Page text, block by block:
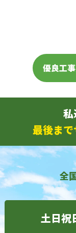
優良工
最後まで
全
土日祝